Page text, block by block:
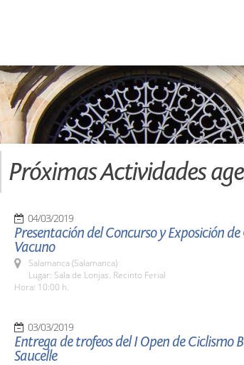
Próximas Actividades
04/03/2019
Presentación del Concurso y Exposición
Vacuno
Salamanca (Salamanca)
Lugar: Sala de Lonjas. Recinto Ferial
Hora: 10:00 h.
03/03/2019
Entrega de trofeos del I Open de Ciclismo
Saucelle